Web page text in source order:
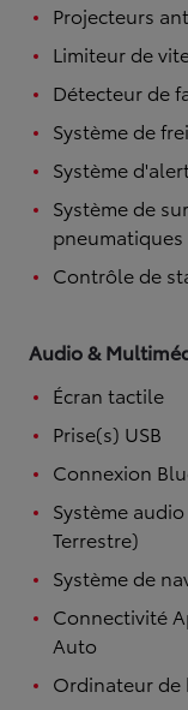
Projecteurs
Limiteur de
Détecteur de
Système de
Système
Système de
pneumatiques
Contrôle de
Audio &
Écran tactile
Prise(s) USB
Connexion
Système
Terrestre)
Système de
Connectivité
Auto
Ordinateur de